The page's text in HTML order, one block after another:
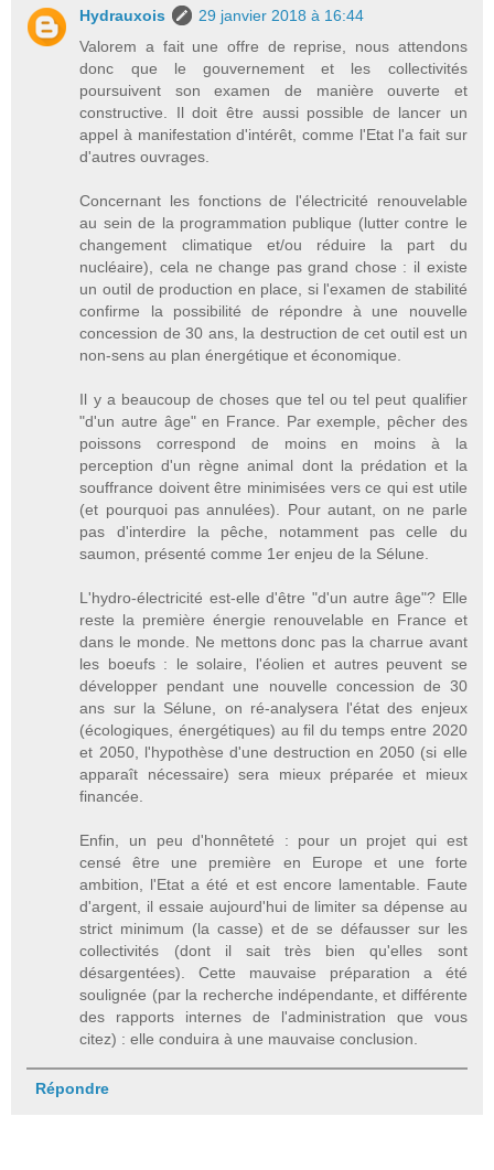
Hydrauxois
29 janvier 2018 à 16:44
Valorem a fait une offre de reprise, nous attendons
donc que le gouvernement et les collectivités
poursuivent son examen de manière ouverte et
constructive. Il doit être aussi possible de lancer un
appel à manifestation d'intérêt, comme l'Etat l'a fait sur
d'autres ouvrages.
Concernant les fonctions de l'électricité renouvelable
au sein de la programmation publique (lutter contre le
changement climatique et/ou réduire la part du
nucléaire), cela ne change pas grand chose : il existe
un outil de production en place, si l'examen de stabilité
confirme la possibilité de répondre à une nouvelle
concession de 30 ans, la destruction de cet outil est un
non-sens au plan énergétique et économique.
Il y a beaucoup de choses que tel ou tel peut qualifier
"d'un autre âge" en France. Par exemple, pêcher des
poissons correspond de moins en moins à la
perception d'un règne animal dont la prédation et la
souffrance doivent être minimisées vers ce qui est utile
(et pourquoi pas annulées). Pour autant, on ne parle
pas d'interdire la pêche, notamment pas celle du
saumon, présenté comme 1er enjeu de la Sélune.
L'hydro-électricité est-elle d'être "d'un autre âge"? Elle
reste la première énergie renouvelable en France et
dans le monde. Ne mettons donc pas la charrue avant
les boeufs : le solaire, l'éolien et autres peuvent se
développer pendant une nouvelle concession de 30
ans sur la Sélune, on ré-analysera l'état des enjeux
(écologiques, énergétiques) au fil du temps entre 2020
et 2050, l'hypothèse d'une destruction en 2050 (si elle
apparaît nécessaire) sera mieux préparée et mieux
financée.
Enfin, un peu d'honnêteté : pour un projet qui est
censé être une première en Europe et une forte
ambition, l'Etat a été et est encore lamentable. Faute
d'argent, il essaie aujourd'hui de limiter sa dépense au
strict minimum (la casse) et de se défausser sur les
collectivités (dont il sait très bien qu'elles sont
désargentées). Cette mauvaise préparation a été
soulignée (par la recherche indépendante, et différente
des rapports internes de l'administration que vous
citez) : elle conduira à une mauvaise conclusion.
Répondre